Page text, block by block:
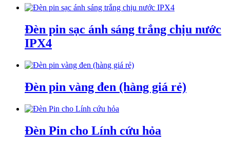
Đèn pin sạc ánh sáng trắng chịu nước
IPX4
Đèn pin vàng đen (hàng giá rẻ)
Đèn Pin cho Lính cứu hỏa